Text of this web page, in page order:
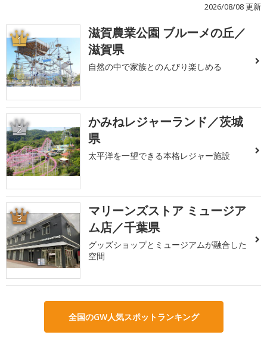
2026/08/08 更新
1
滋賀農業公園 ブルーメの丘／
滋賀県
自然の中で家族とのんびり楽しめる
2
かみねレジャーランド／茨城
県
太平洋を一望できる本格レジャー施設
3
マリーンズストア ミュージア
ム店／千葉県
グッズショップとミュージアムが融合した
空間
全国のGW人気スポットランキング